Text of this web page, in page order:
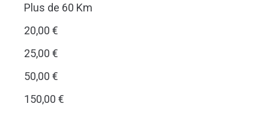
Plus de 60 Km
20,00 €
25,00 €
50,00 €
150,00 €